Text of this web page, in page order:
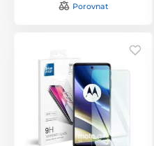
Porovnat